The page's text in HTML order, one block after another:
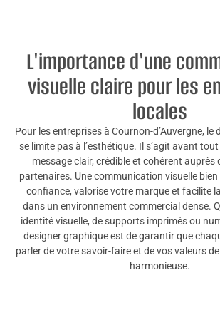
L'importance d'une
visuelle claire pour les
locales
Pour les entreprises à Cournon-d’Auvergne, le
se limite pas à l’esthétique. Il s’agit avant
message clair, crédible et cohérent auprès
partenaires. Une communication visuelle
confiance, valorise votre marque et facilite
dans un environnement commercial dense.
identité visuelle, de supports imprimés ou
designer graphique est de garantir que
parler de votre savoir-faire et de vos valeurs
harmonieuse.